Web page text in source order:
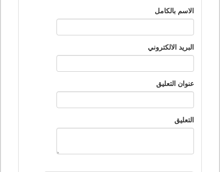
الاسم بالكامل
البريد الالكتروني
عنوان التعليق
التعليق